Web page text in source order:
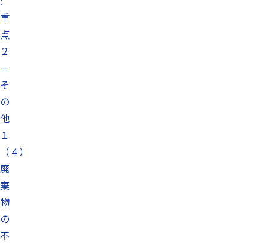
重
点
２
ー
そ
の
他
１
（４）
廃
棄
物
の
不